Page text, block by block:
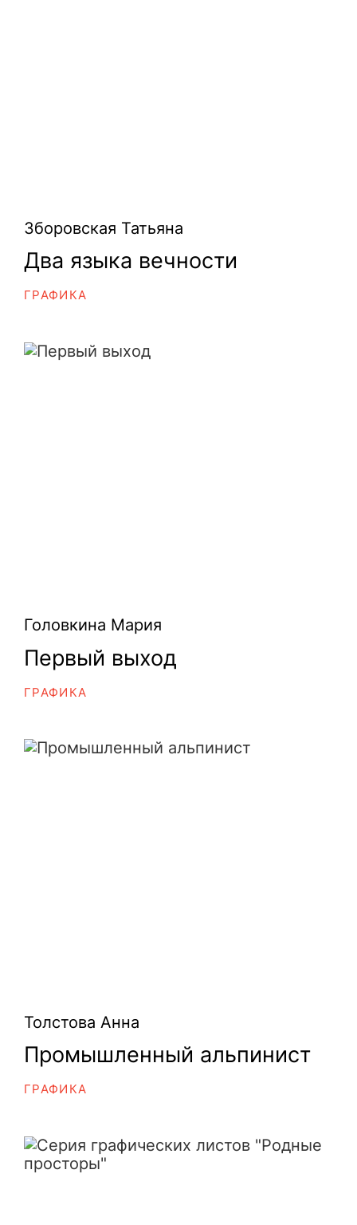
Зборовская Татьяна
Два языка вечности
ГРАФИКА
Первый выход
Головкина Мария
Первый выход
ГРАФИКА
Промышленный альпинист
Толстова Анна
Промышленный альпинист
ГРАФИКА
Серия графических листов "Родные